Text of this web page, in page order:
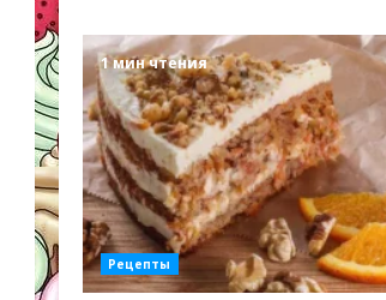
1 мин чтения
Рецепты